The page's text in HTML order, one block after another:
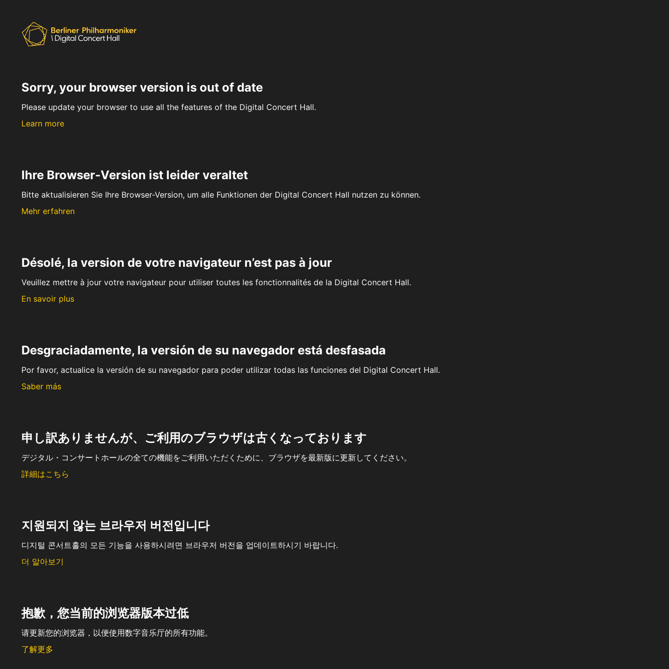
Sorry, your browser version is out of date
Please update your browser to use all the features of the Digital Concert Hall.
Learn more
Ihre Browser-Version ist leider veraltet
Bitte aktualisieren Sie Ihre Browser-Version, um alle Funktionen der Digital Concert Hall nutzen zu können.
Mehr erfahren
Désolé, la version de votre navigateur n’est pas à jour
Veuillez mettre à jour votre navigateur pour utiliser toutes les fonctionnalités de la Digital Concert Hall.
En savoir plus
Desgraciadamente, la versión de su navegador está desfasada
Por favor, actualice la versión de su navegador para poder utilizar todas las funciones del Digital Concert Hall.
Saber más
申し訳ありませんが、ご利用のブラウザは古くなっております
デジタル・コンサートホールの全ての機能をご利用いただくために、ブラウザを最新版に更新してください。
詳細はこちら
지원되지 않는 브라우저 버전입니다
디지털 콘서트홀의 모든 기능을 사용하시려면 브라우저 버전을 업데이트하시기 바랍니다.
더 알아보기
抱歉，您当前的浏览器版本过低
请更新您的浏览器，以便使用数字音乐厅的所有功能。
了解更多